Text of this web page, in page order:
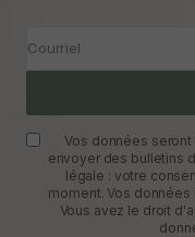
Courriel
Vos données seront
envoyer des bulletins
légale : votre
moment. Vos
Vous avez le droit